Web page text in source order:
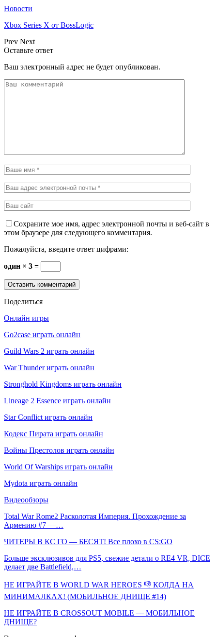
Новости
Xbox Series X от BossLogic
Prev Next
Оставьте ответ
Ваш электронный адрес не будет опубликован.
Сохраните мое имя, адрес электронной почты и веб-сайт в
этом браузере для следующего комментария.
Пожалуйста, введите ответ цифрами:
один × 3 =
Поделиться
Онлайн игры
Go2case играть онлайн
Guild Wars 2 играть онлайн
War Thunder играть онлайн
Stronghold Kingdoms играть онлайн
Lineage 2 Essence играть онлайн
Star Conflict играть онлайн
Кодекс Пирата играть онлайн
Войны Престолов играть онлайн
World Of Warships играть онлайн
Mydota играть онлайн
Видеообзоры
Total War Rome2 Расколотая Империя. Прохождение за
Армению #7 —…
ЧИТЕРЫ В КС ГО — БЕСЯТ! Все плохо в CS:GO
Больше эксклюзивов для PS5, свежие детали о RE4 VR, DICE
делает две Battlefield,…
НЕ ИГРАЙТЕ В WORLD WAR HEROES 👎 КОЛДА НА
МИНИМАЛКАХ! (МОБИЛЬНОЕ ДНИЩЕ #14)
НЕ ИГРАЙТЕ В CROSSOUT MOBILE — МОБИЛЬНОЕ
ДНИЩЕ?